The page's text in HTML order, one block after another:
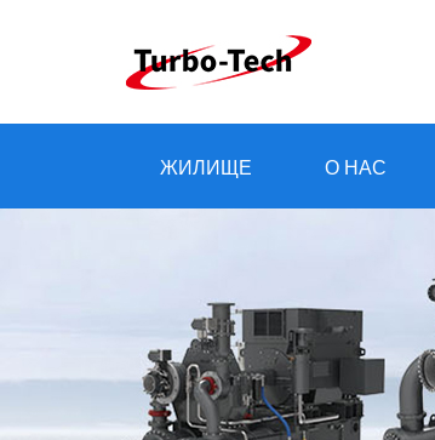
ЖИЛИЩЕ О НАС